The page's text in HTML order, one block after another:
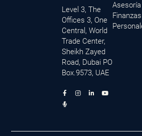
Level 3, The
Offices 3, One
Central, World
Trade Center,
Sheikh Zayed
Road, Dubai PO
Box.9573, UAE
F
a
c
e
k
I
n
a
L
i
n
Y
o
M
i
c
r
o
Asesoría
Finanzas